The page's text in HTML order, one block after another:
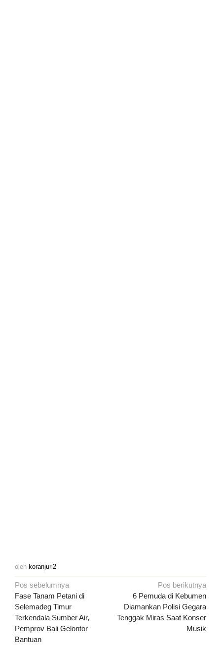
oleh koranjuri2
Navigasi
pos
Pos sebelumnya
Fase Tanam Petani di
Selemadeg Timur
Terkendala Sumber Air,
Pemprov Bali Gelontor
Bantuan
Pos berikutnya
6 Pemuda di Kebumen
Diamankan Polisi Gegara
Tenggak Miras Saat Konser
Musik